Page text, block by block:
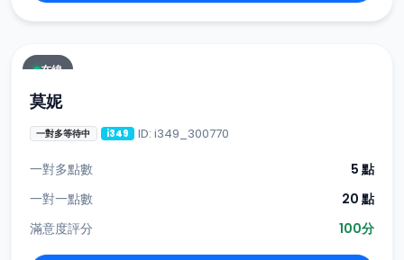
在線
莫妮
一對多等待中 i349 ID: i349_300770
一對多點數
5 點
一對一點數
20 點
滿意度評分
100分